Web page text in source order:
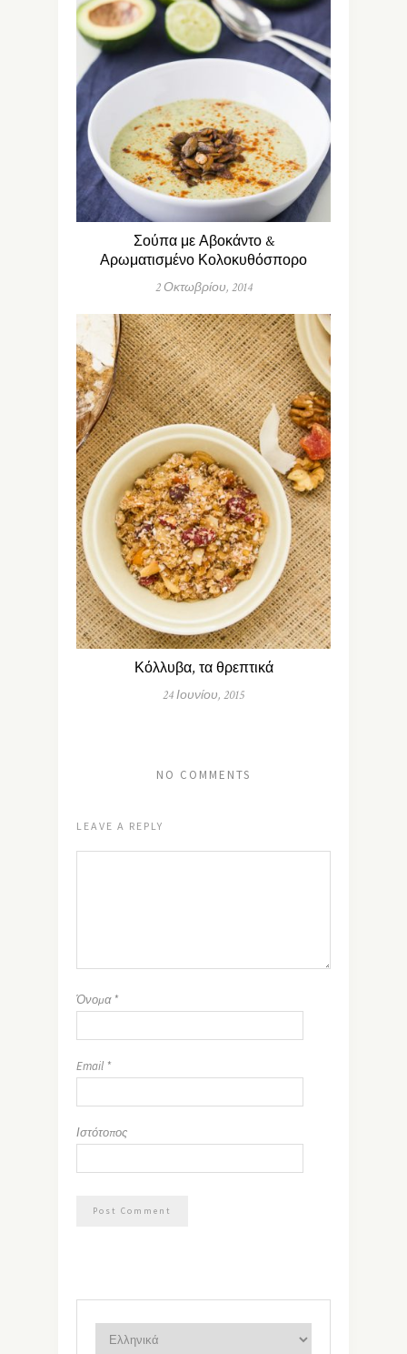
Σούπα με Αβοκάντο &
Αρωματισμένο Κολοκυθόσπορο
2 Οκτωβρίου, 2014
Κόλλυβα, τα θρεπτικά
24 Ιουνίου, 2015
NO COMMENTS
LEAVE A REPLY
Όνομα *
Email *
Ιστότοπος